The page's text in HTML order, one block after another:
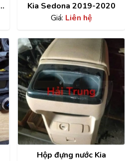
Kia Sedona 2019-2020
Giá: Liên hệ
Hộp đựng nước Kia